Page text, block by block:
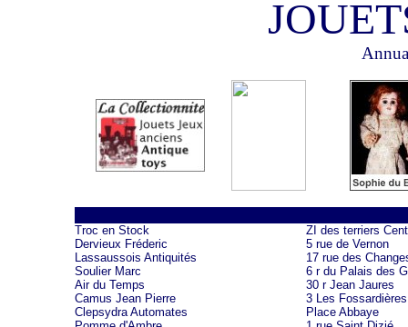
Troc en Stock
ZI des terriers
Dervieux Fréderic
5 rue de Vernon
Lassaussois Antiquités
17 rue des
Soulier Marc
6 r du Palais des
Air du Temps
30 r Jean Jaures
Camus Jean Pierre
3 Les Fossardières
Clepsydra Automates
Place Abbaye